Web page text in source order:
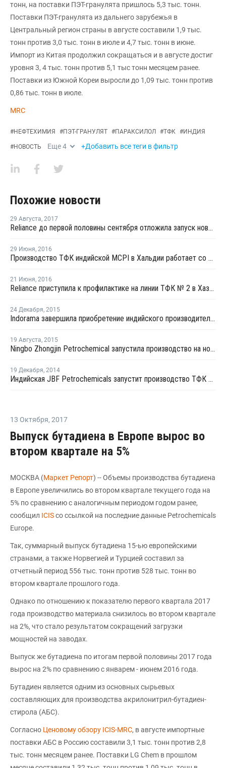
тонн, на поставки ПЭТ-гранулята пришлось 5,3 тыс. тонн.
Поставки ПЭТ-гранулята из дальнего зарубежья в
Центральный регион страны в августе составили 1,9 тыс.
тонн против 3,0 тыс. тонн в июле и 4,7 тыс. тонн в июне.
Импорт из Китая продолжил сокращаться и в августе достиг
уровня 3, 4 тыс. тонн против 5,1 тыс тонн месяцем ранее.
Поставки из Южной Кореи выросли до 1,09 тыс. тонн против
0,86 тыс. тонн в июле.
MRC
#НЕФТЕХИМИЯ #ПЭТ-ГРАНУЛЯТ #ПАРАКСИЛОЛ #ТФК #ИНДИЯ
#НОВОСТЬ Еще4 +Добавить все теги в фильтр
Похожие новости
29 Августа, 2017
Reliance до первой половины сентября отложила запуск нового завода МЭГ в Джамнагаре
29 Июня, 2016
Производство ТФК индийской МCPI в Хальдии работает со 100% загрузкой мощностей
21 Июня, 2016
Reliance приступила к профилактике на линии ТФК № 2 в Хазире
24 Декабря, 2015
Indorama завершила приобретение индийского производителя ПЭТ MicroPet
19 Августа, 2015
Ningbo Zhongjin Petrochemical запустила производство на новом заводе параксилола в Китае
19 Декабря, 2014
Индийская JBF Petrochemicals запустит производство ТФК в четвертом квартале 2015 года
13 Октября, 2017
Выпуск бутадиена в Европе вырос во
втором квартале на 5%
МОСКВА (Маркет Репорт) -- Объемы производства бутадиена
в Европе увеличились во втором квартале текущего года на
5% по сравнению с аналогичным периодом годом ранее,
сообщил ICISсо ссылкой на последние данные Petrochemicals
Europe.
Так, суммарный выпуск бутадиена 15-ью европейскими
странами, а также Норвегией и Турцией составил за
отчетный период 556 тыс. тонн против 528 тыс. тонн во
втором квартале прошлого года.
Однако по отношению к показателю первого квартала 2017
года производство материала снизилось во втором квартале
на 2%, что стало результатом сокращений загрузки
мощностей на заводах.
Выпуск же бутадиена по итогам первой половины 2017 года
вырос на 2% по сравнению с январем - июнем 2016 года.
Бутадиен является одним из основных сырьевых
составляющих для производства акрилонитрил-бутадиен-
стирола (АБС).
Согласно Ценовому обзору ICIS-MRC, в августе импортные
поставки АБС в Россию составили 3,1 тыс. тонн против 2,8
тыс. тонн месяцем ранее. Поставки LG Chem в прошлом